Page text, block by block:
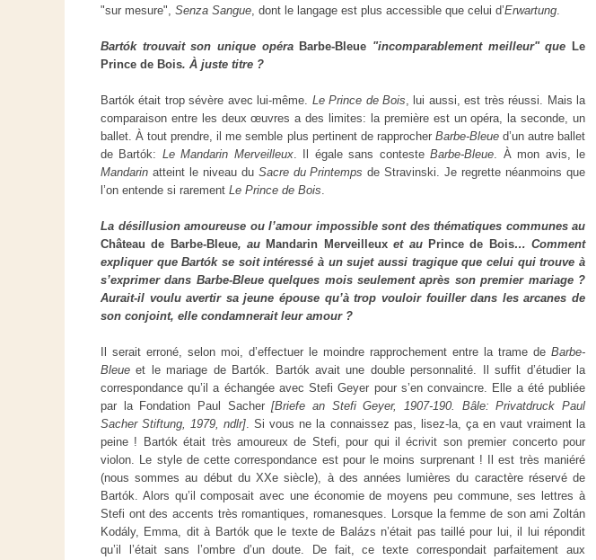
"sur mesure", Senza Sangue, dont le langage est plus accessible que celui d’Erwartung.
Bartók trouvait son unique opéra Barbe-Bleue "incomparablement meilleur" que Le
Prince de Bois. À juste titre ?
Bartók était trop sévère avec lui-même. Le Prince de Bois, lui aussi, est très réussi. Mais la
comparaison entre les deux œuvres a des limites: la première est un opéra, la seconde, un
ballet. À tout prendre, il me semble plus pertinent de rapprocher Barbe-Bleue d’un autre ballet
de Bartók: Le Mandarin Merveilleux. Il égale sans contesteBarbe-Bleue. À mon avis, le
Mandarin atteint le niveau duSacre du Printempsde Stravinski. Je regrette néanmoins que
l’on entende si rarement Le Prince de Bois.
La désillusion amoureuse ou l’amour impossible sont des thématiques communes au
Château de Barbe-Bleue, au Mandarin Merveilleuxet au Prince de Bois… Comment
expliquer que Bartók se soit intéressé à un sujet aussi tragique que celui qui trouve à
s’exprimer dans Barbe-Bleue quelques mois seulement après son premier mariage ?
Aurait-il voulu avertir sa jeune épouse qu’à trop vouloir fouiller dans les arcanes de
son conjoint, elle condamnerait leur amour ?
Il serait erroné, selon moi, d’effectuer le moindre rapprochement entre la trame de Barbe-
Bleueet le mariage de Bartók. Bartók avait une double personnalité. Il suffit d’étudier la
correspondance qu’il a échangée avec Stefi Geyer pour s’en convaincre. Elle a été publiée
par la Fondation Paul Sacher[Briefe an Stefi Geyer, 1907-190. Bâle: Privatdruck Paul
Sacher Stiftung, 1979, ndlr]. Si vous ne la connaissez pas, lisez-la, ça en vaut vraiment la
peine ! Bartók était très amoureux de Stefi, pour qui il écrivit son premier concerto pour
violon. Le style de cette correspondance est pour le moins surprenant ! Il est très maniéré
(nous sommes au début du XXe siècle), à des années lumières du caractère réservé de
Bartók. Alors qu’il composait avec une économie de moyens peu commune, ses lettres à
Stefi ont des accents très romantiques, romanesques. Lorsque la femme de son ami Zoltán
Kodály, Emma, dit à Bartók que le texte de Balázs n’était pas taillé pour lui, il lui répondit
qu’il l’était sans l’ombre d’un doute. De fait, ce texte correspondait parfaitement aux